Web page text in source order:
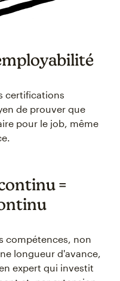
certifications
de prouver que
pour le job, même
=
compétences, non
longueur d'avance,
expert qui investit